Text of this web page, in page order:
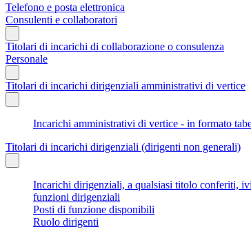
Telefono e posta elettronica
Consulenti e collaboratori
Titolari di incarichi di collaborazione o consulenza
Personale
Titolari di incarichi dirigenziali amministrativi di vertice
Incarichi amministrativi di vertice - in formato
Titolari di incarichi dirigenziali (dirigenti non generali)
Incarichi dirigenziali, a qualsiasi titolo conferiti,
funzioni dirigenziali
Posti di funzione disponibili
Ruolo dirigenti